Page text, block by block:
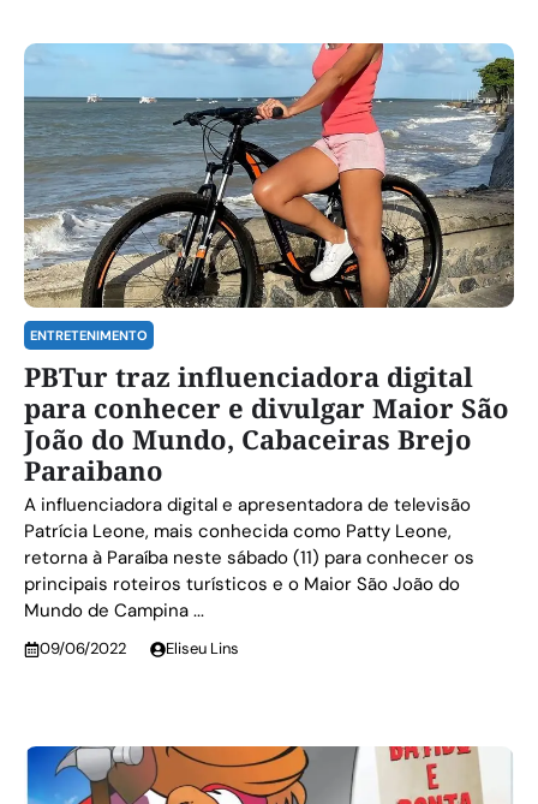
ENTRETENIMENTO
PBTur traz influenciadora digital
para conhecer e divulgar Maior São
João do Mundo, Cabaceiras Brejo
Paraibano
A influenciadora digital e apresentadora de televisão
Patrícia Leone, mais conhecida como Patty Leone,
retorna à Paraíba neste sábado (11) para conhecer os
principais roteiros turísticos e o Maior São João do
Mundo de Campina ...
09/06/2022 Eliseu Lins